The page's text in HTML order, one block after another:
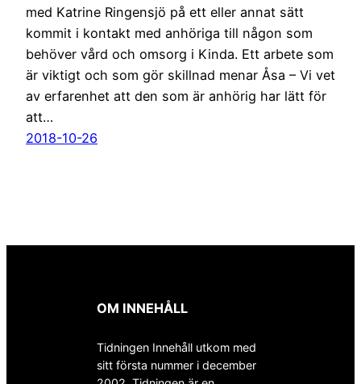
med Katrine Ringensjö på ett eller annat sätt
kommit i kontakt med anhöriga till någon som
behöver vård och omsorg i Kinda. Ett arbete som
är viktigt och som gör skillnad menar Åsa – Vi vet
av erfarenhet att den som är anhörig har lätt för
att…
2018-10-26
OM INNEHÅLL
Tidningen Innehåll utkom med
sitt första nummer i december